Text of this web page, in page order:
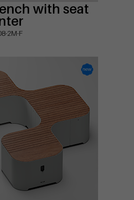
with seat
2M-F